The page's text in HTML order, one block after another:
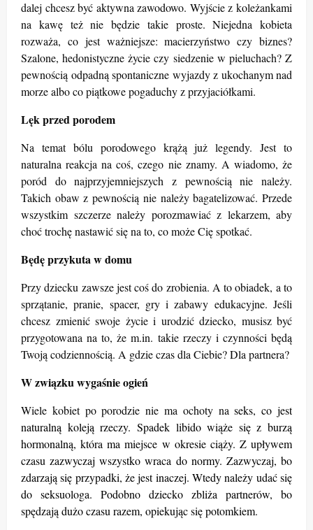
dalej chcesz być aktywna zawodowo. Wyjście z koleżankami
na kawę też nie będzie takie proste. Niejedna kobieta
rozważa, co jest ważniejsze: macierzyństwo czy biznes?
Szalone, hedonistyczne życie czy siedzenie w pieluchach? Z
pewnością odpadną spontaniczne wyjazdy z ukochanym nad
morze albo co piątkowe pogaduchy z przyjaciółkami.
Lęk przed porodem
Na temat bólu porodowego krążą już legendy. Jest to
naturalna reakcja na coś, czego nie znamy. A wiadomo, że
poród do najprzyjemniejszych z pewnością nie należy.
Takich obaw z pewnością nie należy bagatelizować. Przede
wszystkim szczerze należy porozmawiać z lekarzem, aby
choć trochę nastawić się na to, co może Cię spotkać.
Będęprzykuta w domu
Przy dziecku zawsze jest coś do zrobienia. A to obiadek, a to
sprzątanie, pranie, spacer, gry i zabawy edukacyjne. Jeśli
chcesz zmienić swoje życie i urodzić dziecko, musisz być
przygotowana na to, że m.in. takie rzeczy i czynności będą
Twoją codziennością. A gdzie czas dla Ciebie? Dla partnera?
W związku wygaśnie ogień
Wiele kobiet po porodzie nie ma ochoty naseks, co jest
naturalną koleją rzeczy. Spadek libido wiąże się z burzą
hormonalną, która ma miejsce w okresie ciąży. Z upływem
czasu zazwyczaj wszystko wraca do normy. Zazwyczaj, bo
zdarzają się przypadki, że jest inaczej. Wtedy należy udać się
do seksuologa. Podobno dziecko zbliża partnerów, bo
spędzają dużo czasu razem, opiekując się potomkiem.